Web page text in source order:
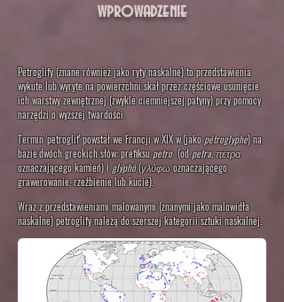
wprowadzenie
Petroglify (znane również jako ryty naskalne) to przedstawienia
wykute lub wyryte na powierzchni skał przez częściowe usunięcie
ich warstwy zewnętrznej (zwykle ciemniejszej patyny) przy pomocy
narzędzi o wyższej twardości.
Termin 'petroglif' powstał we Francji w XIX w.(jakopétroglyphe) na
baziedwóch greckich słów: prefiksupetro (odpetra,πέτρα
oznaczającego kamień) iglýphō(γλύφωoznaczającego
grawerowanie, rzeźbienie lub kucie).
Wraz z przedstawieniami malowanymi (znanymi jako malowidła
naskalne) petroglify należą do szerszej kategorii sztuki naskalnej.